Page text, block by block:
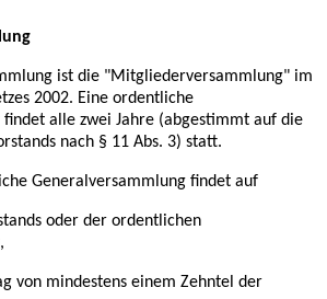
ist die "Mitgliederversammlung" im
2002. Eine ordentliche
alle zwei Jahre (abgestimmt auf die
nach § 11 Abs. 3) statt.
Generalversammlung findet auf
oder der ordentlichen
von mindestens einem Zehntel der